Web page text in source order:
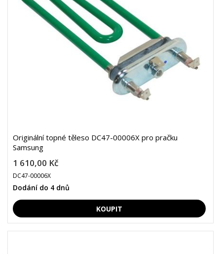
Originální topné těleso DC47-00006X pro pračku
Samsung
1 610,00 Kč
DC47-00006X
Dodání do 4 dnů